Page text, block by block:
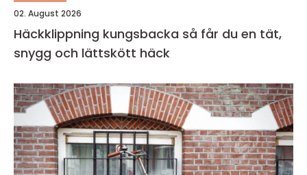
02. August 2026
Häckklippning kungsbacka så får du en tät,
snygg och lättskött häck